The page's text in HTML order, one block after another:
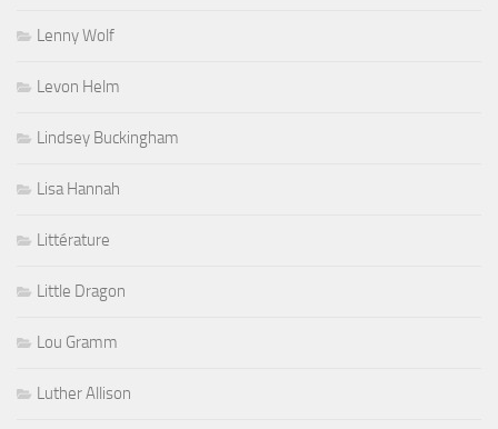
Lenny Wolf
Levon Helm
Lindsey Buckingham
Lisa Hannah
Littérature
Little Dragon
Lou Gramm
Luther Allison